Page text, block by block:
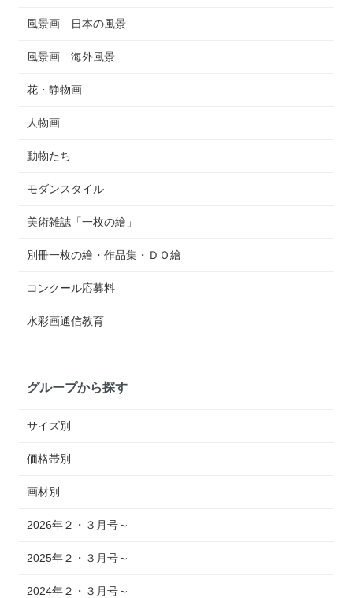
風景画 日本の風景
風景画 海外風景
花・静物画
人物画
動物たち
モダンスタイル
美術雑誌「一枚の繪」
別冊一枚の繪・作品集・ＤＯ繪
コンクール応募料
水彩画通信教育
グループから探す
サイズ別
価格帯別
画材別
2026年２・３月号～
2025年２・３月号～
2024年２・３月号～